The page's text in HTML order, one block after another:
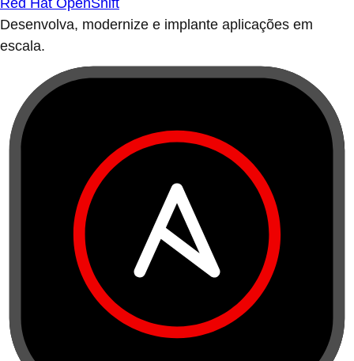
Red Hat OpenShift
Desenvolva, modernize e implante aplicações em
escala.